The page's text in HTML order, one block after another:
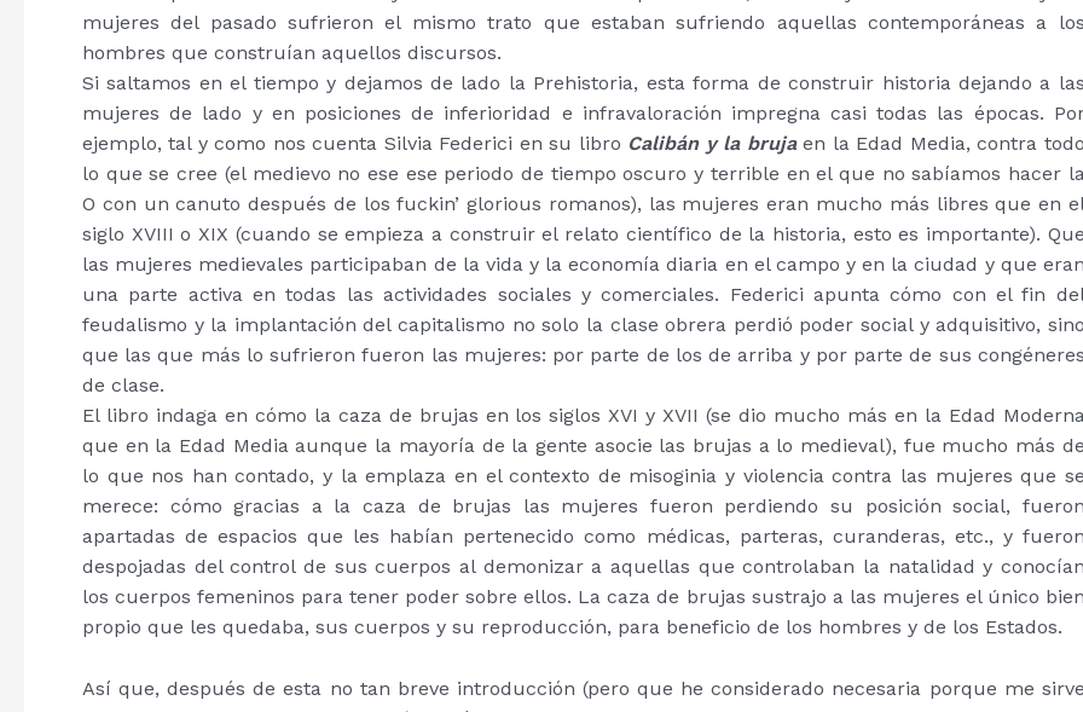
mujeres del pasado sufrieron el mismo trato que estaban sufriendo aquellas contemporáneas a los
hombres que construían aquellos discursos.
Si saltamos en el tiempo y dejamos de lado la Prehistoria, esta forma de construir historia dejando a las
mujeres de lado y en posiciones de inferioridad e infravaloración impregna casi todas las épocas.
ejemplo, tal y como nos cuenta Silvia Federici en su libro Calibán y la brujaen la Edad Media, contra todo
lo que se cree (el medievo no ese ese periodo de tiempo oscuro y terrible en el que no sabíamos hacer
O con un canuto después de los fuckin’ glorious romanos), las mujeres eran mucho más libres que en
siglo XVIII o XIX (cuando se empieza a construir el relato científico de la historia, esto es importante). Que
las mujeres medievales participaban de la vida y la economía diaria en el campo y en la ciudad y que eran
una parte activa en todas las actividades sociales y comerciales. Federici apunta cómo con el fin
feudalismo y la implantación del capitalismo no solo la clase obrera perdió poder social y adquisitivo, sino
que las que más lo sufrieron fueron las mujeres: por parte de los de arriba y por parte de sus congéneres
de clase.
El libro indaga en cómo la caza de brujas en los siglos XVI y XVII (se dio mucho más en la Edad
que en la Edad Media aunque la mayoría de la gente asocie las brujas a lo medieval), fue mucho más de
lo que nos han contado, y la emplaza en el contexto de misoginia y violencia contra las mujeres que se
merece: cómo gracias a la caza de brujas las mujeres fueron perdiendo su posición social, fueron
apartadas de espacios que les habían pertenecido como médicas, parteras, curanderas, etc., y fueron
despojadas del control de sus cuerpos al demonizar a aquellas que controlaban la natalidad y conocían
los cuerpos femeninos para tener poder sobre ellos. La caza de brujas sustrajo a las mujeres el único bien
propio que les quedaba, sus cuerpos y su reproducción, para beneficio de los hombres y de los Estados.
Así que, después de esta no tan breve introducción (pero que he considerado necesaria porque me sirve